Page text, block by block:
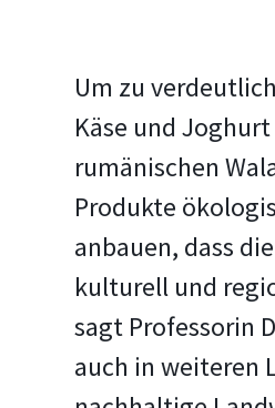
Um zu
Käse und
rumänischen
Produkte
anbauen, dass
kulturell und
sagt Professorin
auch in weiteren